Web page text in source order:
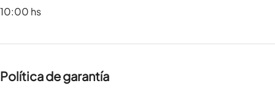
10:00 hs
Política de garantía